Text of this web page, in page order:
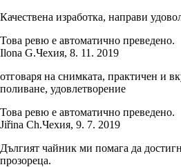
Качествена изработка, направи
Това ревю е автоматично преведено.
Ilona G.Чехия, 8. 11. 2019
отговаря на снимката, практичен и
поливане, удовлетворение
Това ревю е автоматично преведено.
Jiřina Ch.Чехия, 9. 7. 2019
Дългият чайник ми помага да
прозореца.